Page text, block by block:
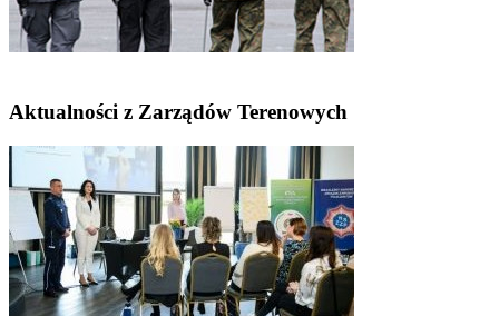
Aktualności z Zarządów Terenowych